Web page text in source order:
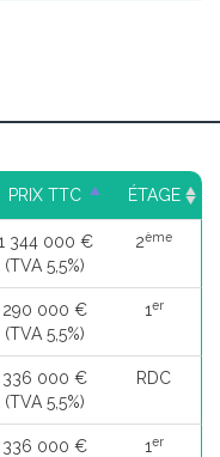
PRIX TTC ÉTAGE
344 000 €
(TVA 5,5%)
2ème
290 000 €
(TVA 5,5%)
1er
336 000 €
(TVA 5,5%)
RDC
336 000 €
1er